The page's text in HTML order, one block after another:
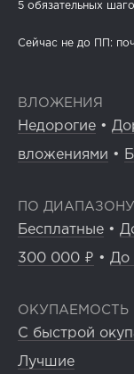
5 обязательных
Сейчас не до ПП:
ВЛОЖЕНИЯ
Недорогие •
вложениями •
ПО
Бесплатные •
300 000 ₽ • До
ОКУПАЕМОСТЬ
С быстрой
Лучшие